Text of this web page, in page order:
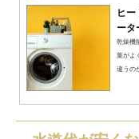
比較したのは水道代
にドラム式は電気代
ドラム式洗濯機は